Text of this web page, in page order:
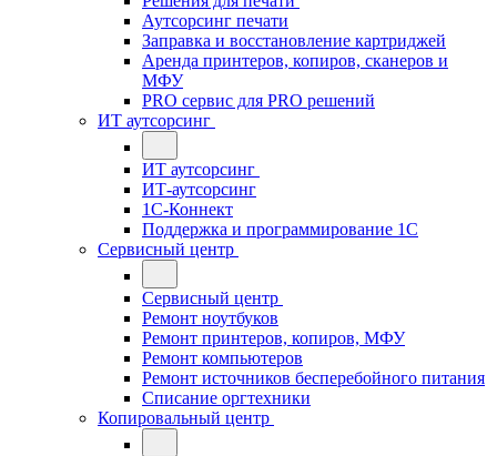
Аутсорсинг печати
Заправка и восстановление картриджей
Аренда принтеров, копиров, сканеров и
МФУ
PRO сервис для PRO решений
ИТ аутсорсинг
ИТ аутсорсинг
ИТ-аутсорсинг
1С-Коннект
Поддержка и программирование 1С
Сервисный центр
Сервисный центр
Ремонт ноутбуков
Ремонт принтеров, копиров, МФУ
Ремонт компьютеров
Ремонт источников бесперебойного питания
Списание оргтехники
Копировальный центр